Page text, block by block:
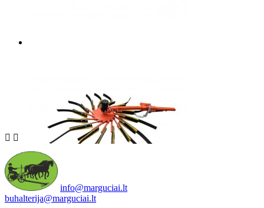
 
info@marguciai.lt
buhalterija@marguciai.lt